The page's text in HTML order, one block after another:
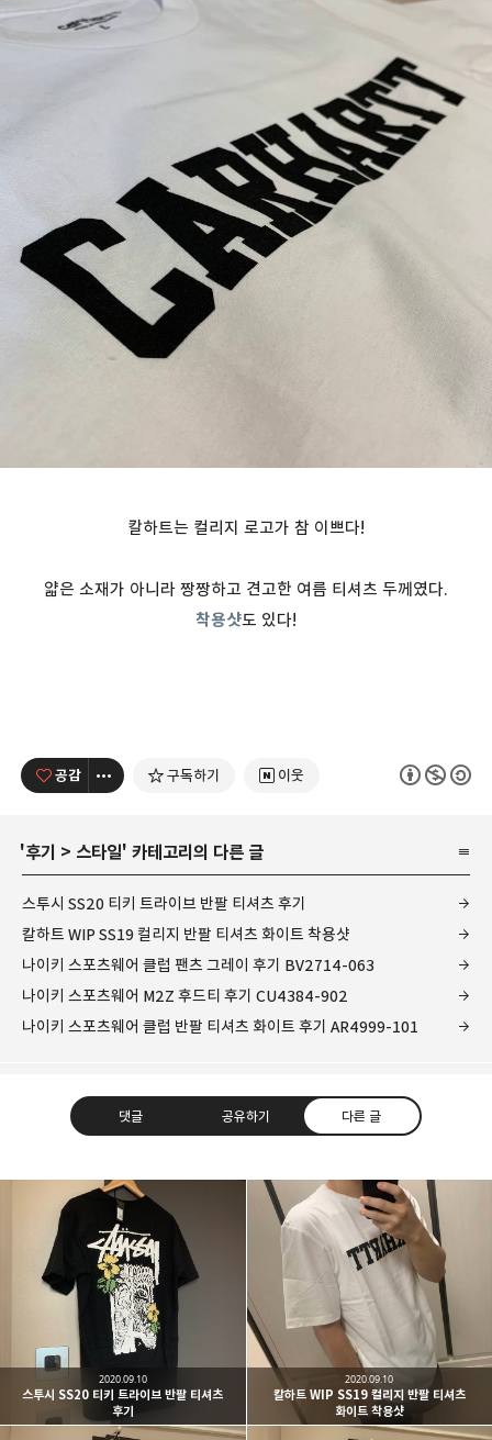
칼하트는 컬리지 로고가 참 이쁘다!
얇은 소재가 아니라 짱짱하고 견고한 여름 티셔츠 두께였다.
착용샷도 있다!
공감 구독하기 이웃
'후기 > 스타일' 카테고리의 다른 글
스투시 SS20 티키 트라이브 반팔 티셔츠 후기
칼하트 WIP SS19 컬리지 반팔 티셔츠 화이트 착용샷
나이키 스포츠웨어 클럽 팬츠 그레이 후기 BV2714-063
나이키 스포츠웨어 M2Z 후드티 후기 CU4384-902
나이키 스포츠웨어 클럽 반팔 티셔츠 화이트 후기 AR4999-101
댓글 공유하기 다른 글
kjgsb
kjgsb 님의 블로그입니다.
구독하기
구독하기 카카오톡 라인
카카오스토리 밴드 네이버 블로그
스투시 SS20 티키 트라이브 반팔 티셔츠
후기
2020.09.10
칼하트 WIP SS19 컬리지 반팔 티셔츠
화이트 착용샷
2020.09.10